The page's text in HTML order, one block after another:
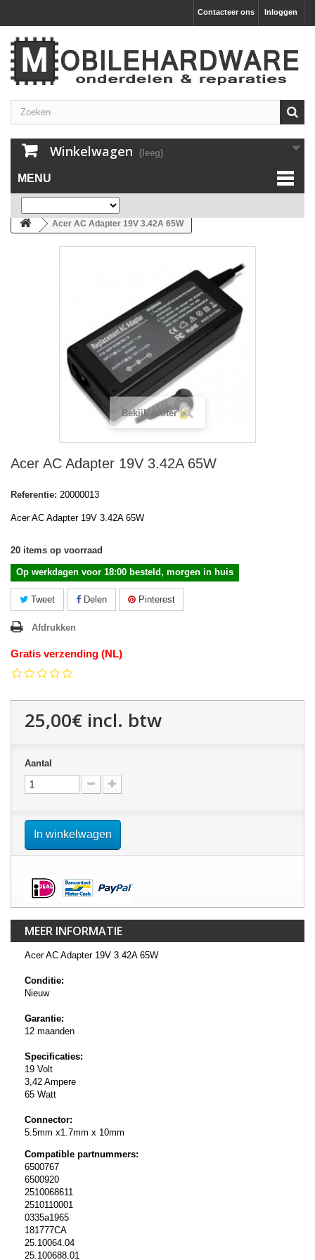
Inloggen
Contacteer ons
Winkelwagen (leeg)
MENU
Acer AC Adapter 19V 3.42A 65W
Bekijk groter
Acer AC Adapter 19V 3.42A 65W
Referentie: 20000013
Acer AC Adapter 19V 3.42A 65W
20 items op voorraad
Op werkdagen voor 18:00 besteld, morgen in huis
Tweet Delen Pinterest
Afdrukken
Gratis verzending (NL)
25,00€ incl. btw
Aantal
In winkelwagen
MEER INFORMATIE
Acer AC Adapter 19V 3.42A 65W
Conditie:
Nieuw
Garantie:
12 maanden
Specificaties:
19 Volt
3,42 Ampere
65 Watt
Connector:
5.5mm x1.7mm x 10mm
Compatible partnummers:
6500767
6500920
2510068611
2510110001
0335a1965
181777CA
25.10064.04
25.100688.01